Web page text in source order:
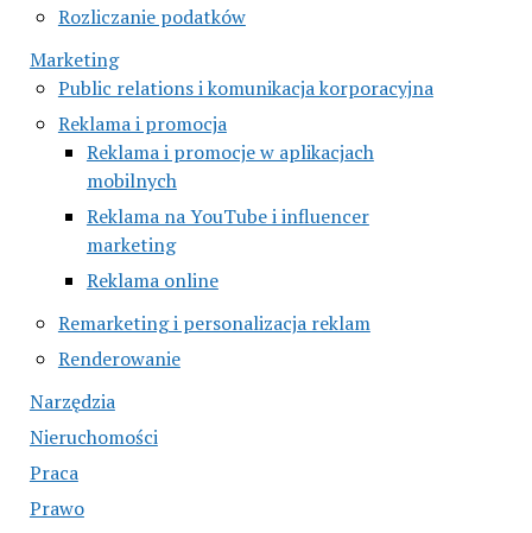
Rozliczanie podatków
Marketing
Public relations i komunikacja korporacyjna
Reklama i promocja
Reklama i promocje w aplikacjach
mobilnych
Reklama na YouTube i influencer
marketing
Reklama online
Remarketing i personalizacja reklam
Renderowanie
Narzędzia
Nieruchomości
Praca
Prawo